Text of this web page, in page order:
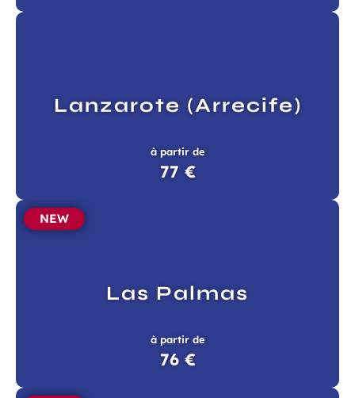
Lanzarote (Arrecife)
à partir de
77 €
Las Palmas
NEW
à partir de
76 €